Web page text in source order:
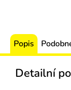
Popis
Detailní